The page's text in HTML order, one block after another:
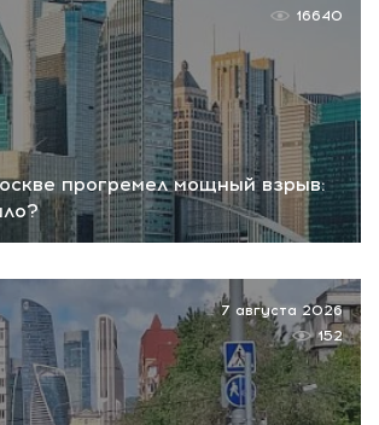
прогремел мощный взрыв:
16640
7 августа 2026
152